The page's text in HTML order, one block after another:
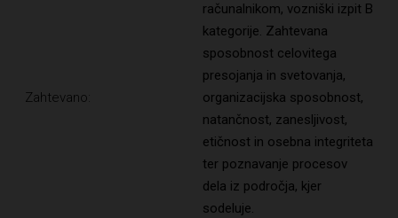
Zahtevano:
računalnikom, vozniški izpit B
kategorije. Zahtevana
sposobnost celovitega
presojanja in svetovanja,
organizacijska sposobnost,
natančnost, zanesljivost,
etičnost in osebna integriteta
ter poznavanje procesov
dela iz področja, kjer
sodeluje.